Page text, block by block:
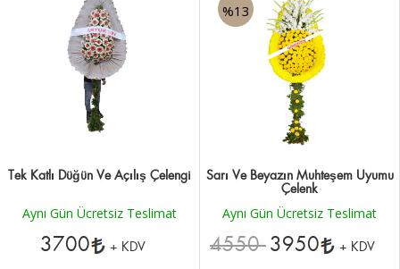
Tek Katlı Düğün Ve Açılış Çelengi
Aynı Gün Ücretsiz Teslimat
3700 + KDV
%13
Sarı Ve Beyazın Muhteşem Uyumu
Çelenk
Aynı Gün Ücretsiz Teslimat
45503950 + KDV